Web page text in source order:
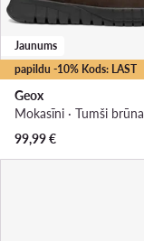
papildu -10% Kods: LAST
Jaunums
Geox
Mokasīni · Tumši brūna
99,99€